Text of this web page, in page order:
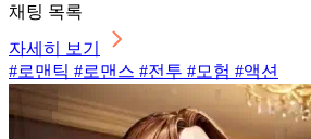
채팅 목록
자세히 보기
#로맨틱 #로맨스 #전투 #모험 #액션